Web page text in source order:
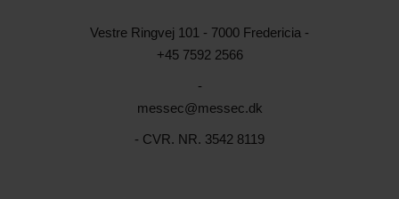
Vestre Ringvej 101 - 7000 Fredericia -
+45 7592 2566
-
messec@messec.dk
- CVR. NR. 3542 8119